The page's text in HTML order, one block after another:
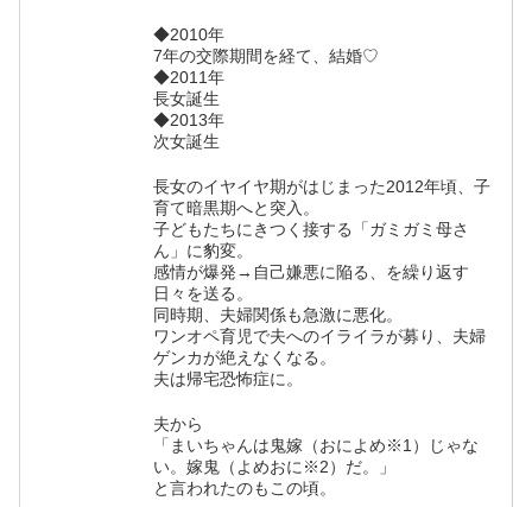
◆2010年
7年の交際期間を経て、結婚♡
◆2011年
長女誕生
◆2013年
次女誕生
長女のイヤイヤ期がはじまった2012年頃、子
育て暗黒期へと突入。
子どもたちにきつく接する「ガミガミ母さ
ん」に豹変。
感情が爆発→自己嫌悪に陥る、を繰り返す
日々を送る。
同時期、夫婦関係も急激に悪化。
ワンオペ育児で夫へのイライラが募り、夫婦
ゲンカが絶えなくなる。
夫は帰宅恐怖症に。
夫から
「まいちゃんは鬼嫁（おによめ※1）じゃな
い。嫁鬼（よめおに※2）だ。」
と言われたのもこの頃。